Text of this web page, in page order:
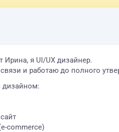
Ирина, я UI/UX дизайнер.
и работаю до полного
дизайном:
commerce)